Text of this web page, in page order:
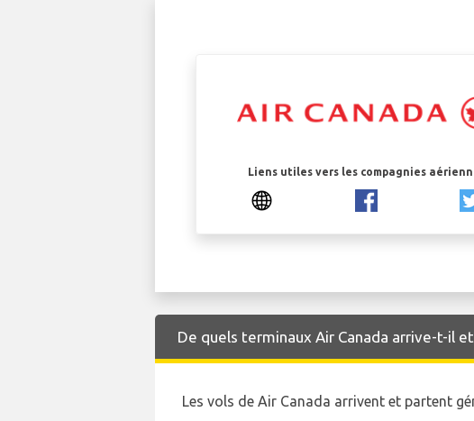
Liens utiles vers les compagnies
De quels terminaux Air Canada arrive-t-il
Les vols de Air Canada arrivent et partent